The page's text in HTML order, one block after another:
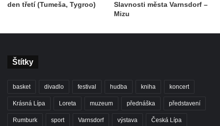
den třetí (Tumeša, Tygroo)
Slavnosti města Varnsdorf –
Mizu
Štítky
basket divadlo festival hudba kniha koncert
Krásná Lípa Loreta muzeum přednáška představení
Rumburk sport Varnsdorf výstava Česká Lípa